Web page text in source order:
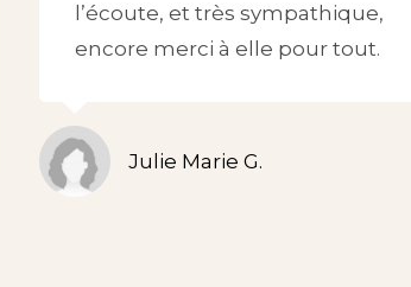
l’écoute, et très sympathique,
encore merci à elle pour tout.
Julie Marie G.